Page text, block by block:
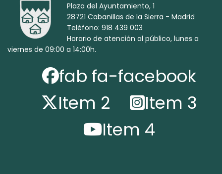
Plaza del Ayuntamiento, 1
28721 Cabanillas de la Sierra - Madrid
Teléfono: 918 439 003
Horario de atención al público, lunes a
viernes de 09:00 a 14:00h.
fab fa-facebook
Item 2
Item 3
Item 4